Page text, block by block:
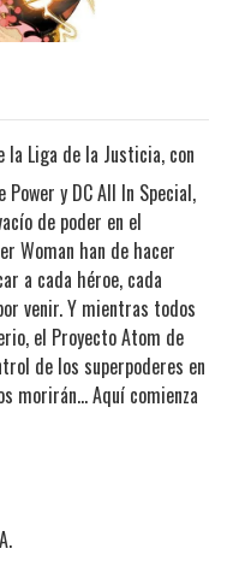
la Liga de la Justicia, con
y DC All In Special,
de poder en el
Woman han de hacer
a cada héroe, cada
venir. Y mientras todos
el Proyecto Atom de
de los superpoderes en
morirán… Aquí comienza